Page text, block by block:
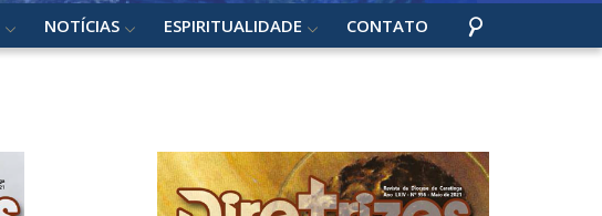
NOTÍCIAS ESPIRITUALIDADE CONTATO